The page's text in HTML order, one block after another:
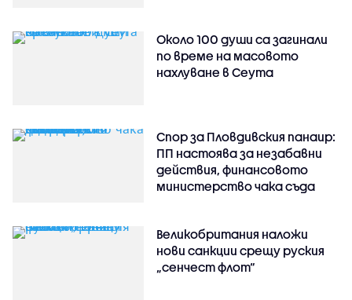
Около 100 души са загинали
по време на масовото
нахлуване в Сеута
Спор за Пловдивския панаир:
ПП настоява за незабавни
действия, финансовото
министерство чака съда
Великобритания наложи
нови санкции срещу руския
„сенчест флот“